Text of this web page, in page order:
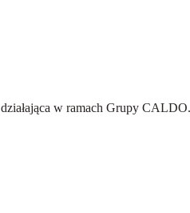
działająca w ramach Grupy